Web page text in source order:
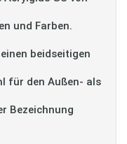
und Farben.
beidseitigen
für den Außen- als
Bezeichnung